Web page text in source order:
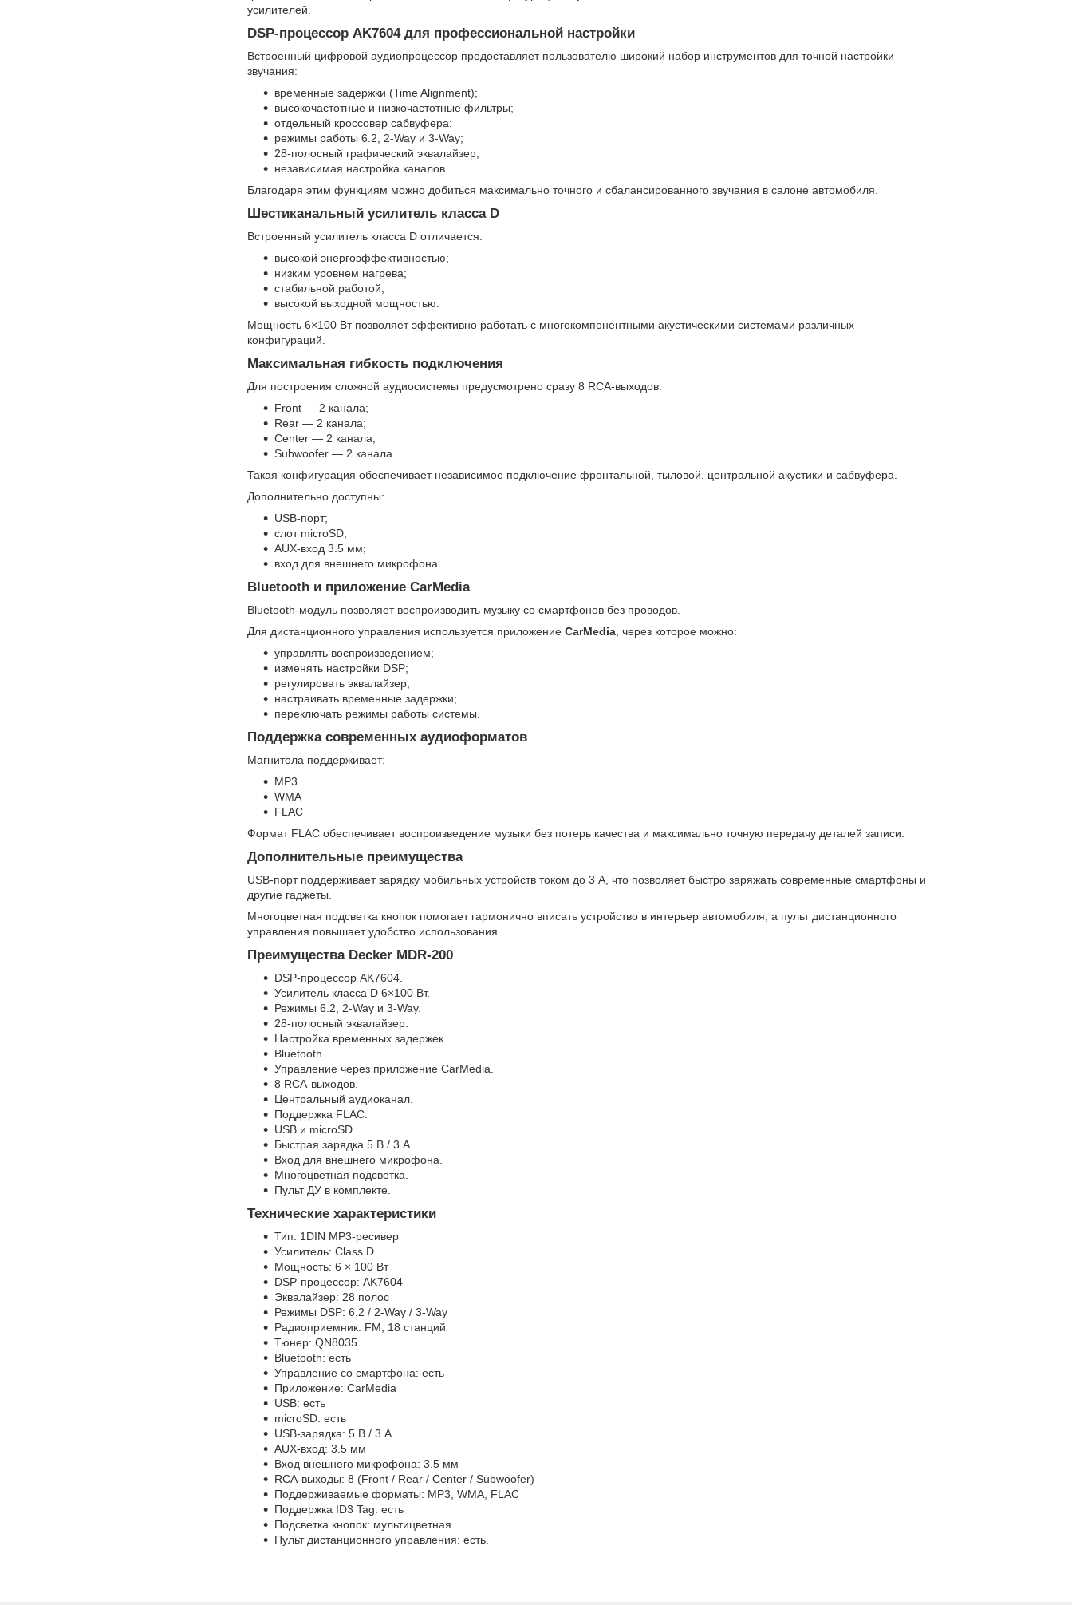
усилителей.
DSP-процессор AK7604 для профессиональной настройки
Встроенный цифровой аудиопроцессор предоставляет пользователю широкий набор инструментов для точной настройки
звучания:
временные задержки (Time Alignment);
высокочастотные и низкочастотные фильтры;
отдельный кроссовер сабвуфера;
режимы работы 6.2, 2-Way и 3-Way;
28-полосный графический эквалайзер;
независимая настройка каналов.
Благодаря этим функциям можно добиться максимально точного и сбалансированного звучания в салоне автомобиля.
Шестиканальный усилитель класса D
Встроенный усилитель класса D отличается:
высокой энергоэффективностью;
низким уровнем нагрева;
стабильной работой;
высокой выходной мощностью.
Мощность 6×100 Вт позволяет эффективно работать с многокомпонентными акустическими системами различных
конфигураций.
Максимальная гибкость подключения
Для построения сложной аудиосистемы предусмотрено сразу 8 RCA-выходов:
Front — 2 канала;
Rear — 2 канала;
Center — 2 канала;
Subwoofer — 2 канала.
Такая конфигурация обеспечивает независимое подключение фронтальной, тыловой, центральной акустики и сабвуфера.
Дополнительно доступны:
USB-порт;
слот microSD;
AUX-вход 3.5 мм;
вход для внешнего микрофона.
Bluetooth и приложение CarMedia
Bluetooth-модуль позволяет воспроизводить музыку со смартфонов без проводов.
Для дистанционного управления используется приложение CarMedia, через которое можно:
управлять воспроизведением;
изменять настройки DSP;
регулировать эквалайзер;
настраивать временные задержки;
переключать режимы работы системы.
Поддержка современных аудиоформатов
Магнитола поддерживает:
MP3
WMA
FLAC
Формат FLAC обеспечивает воспроизведение музыки без потерь качества и максимально точную передачу деталей записи.
Дополнительные преимущества
USB-порт поддерживает зарядку мобильных устройств током до 3 А, что позволяет быстро заряжать современные смартфоны и
другие гаджеты.
Многоцветная подсветка кнопок помогает гармонично вписать устройство в интерьер автомобиля, а пульт дистанционного
управления повышает удобство использования.
Преимущества Decker MDR-200
DSP-процессор AK7604.
Усилитель класса D 6×100 Вт.
Режимы 6.2, 2-Way и 3-Way.
28-полосный эквалайзер.
Настройка временных задержек.
Bluetooth.
Управление через приложение CarMedia.
8 RCA-выходов.
Центральный аудиоканал.
Поддержка FLAC.
USB и microSD.
Быстрая зарядка 5 В / 3 А.
Вход для внешнего микрофона.
Многоцветная подсветка.
Пульт ДУ в комплекте.
Технические характеристики
Тип: 1DIN MP3-ресивер
Усилитель: Class D
Мощность: 6 × 100 Вт
DSP-процессор: AK7604
Эквалайзер: 28 полос
Режимы DSP: 6.2 / 2-Way / 3-Way
Радиоприемник: FM, 18 станций
Тюнер: QN8035
Bluetooth: есть
Управление со смартфона: есть
Приложение: CarMedia
USB: есть
microSD: есть
USB-зарядка: 5 В / 3 А
AUX-вход: 3.5 мм
Вход внешнего микрофона: 3.5 мм
RCA-выходы: 8 (Front / Rear / Center / Subwoofer)
Поддерживаемые форматы: MP3, WMA, FLAC
Поддержка ID3 Tag: есть
Подсветка кнопок: мультицветная
Пульт дистанционного управления: есть.